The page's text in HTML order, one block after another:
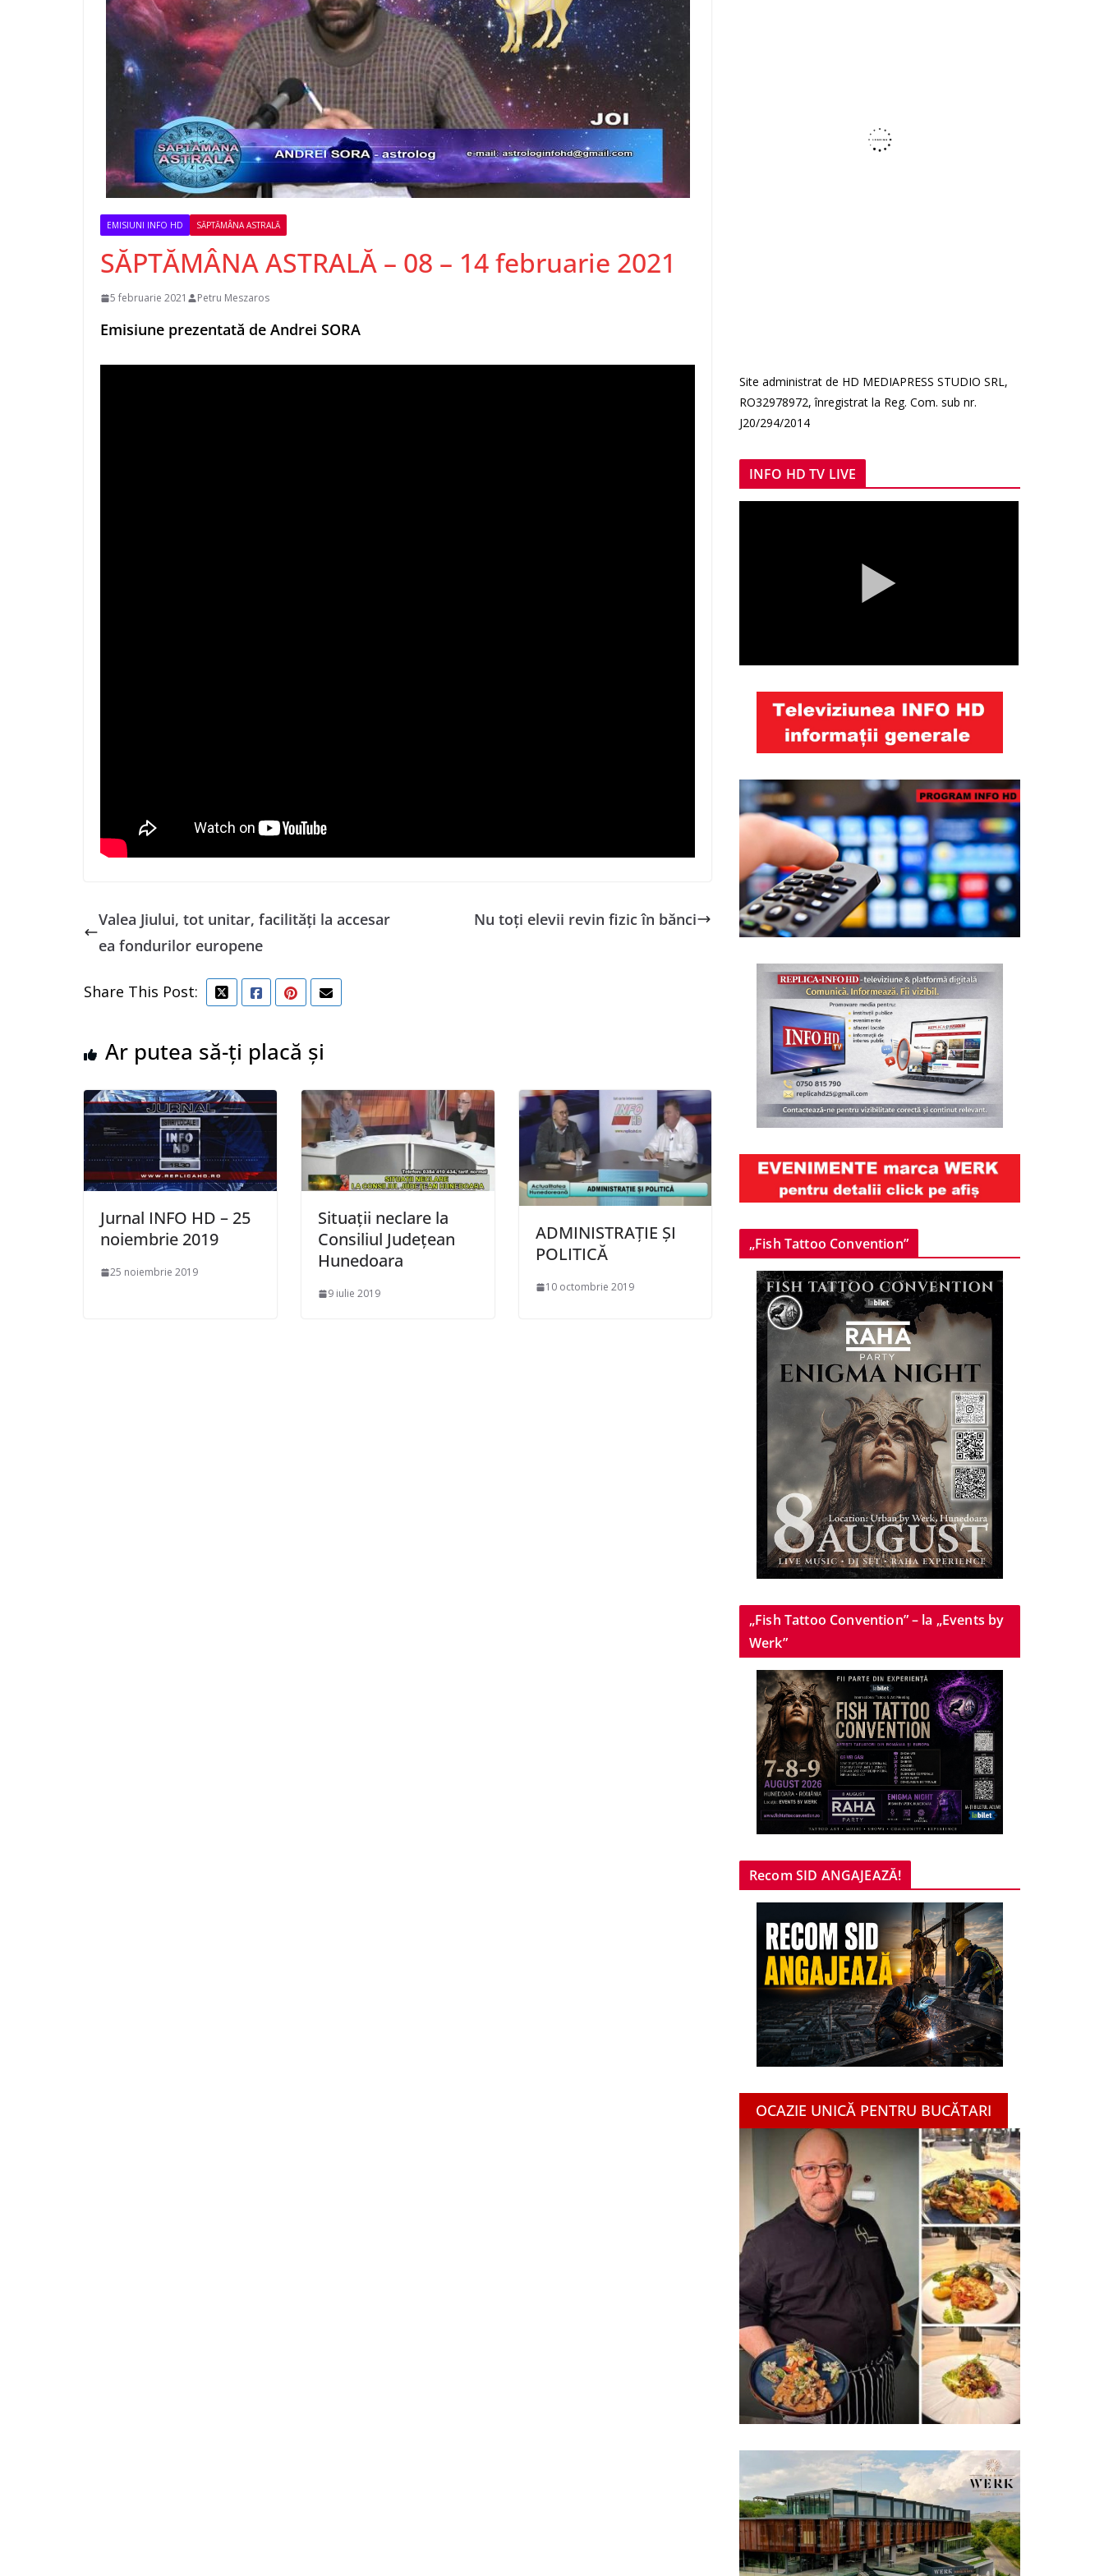
EMISIUNI INFO HD SĂPTĂMÂNA ASTRALĂ
SĂPTĂMÂNA ASTRALĂ – 08 – 14 februarie 2021
5 februarie 2021 Petru Meszaros
Emisiune prezentată de Andrei SORA
Valea Jiului, tot unitar, facilități la accesar
ea fondurilor europene
Nu toți elevii revin fizic în bănci
Share This Post:
Ar putea să-ți placă și
Jurnal INFO HD – 25
noiembrie 2019
25 noiembrie 2019
Situații neclare la
Consiliul Județean
Hunedoara
9 iulie 2019
ADMINISTRAȚIE ȘI
POLITICĂ
10 octombrie 2019
Site administrat de HD MEDIAPRESS STUDIO SRL,
RO32978972, înregistrat la Reg. Com. sub nr.
J20/294/2014
INFO HD TV LIVE
„Fish Tattoo Convention”
„Fish Tattoo Convention” – la „Events by
Werk”
Recom SID ANGAJEAZĂ!
OCAZIE UNICĂ PENTRU BUCĂTARI